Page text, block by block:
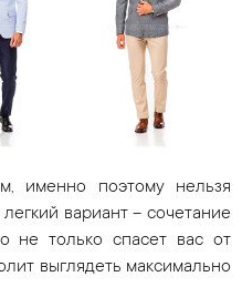
именно поэтому нельзя
вариант – сочетание
не только спасет вас от
выглядеть максимально